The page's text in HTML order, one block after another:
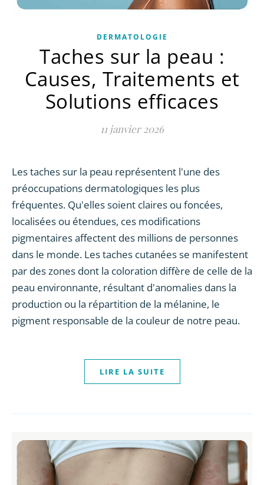
DERMATOLOGIE
Taches sur la peau :
Causes, Traitements et
Solutions efficaces
11 janvier 2026
Les taches sur la peau représentent l'une des
préoccupations dermatologiques les plus
fréquentes. Qu'elles soient claires ou foncées,
localisées ou étendues, ces modifications
pigmentaires affectent des millions de personnes
dans le monde. Les taches cutanées se manifestent
par des zones dont la coloration diffère de celle de la
peau environnante, résultant d'anomalies dans la
production ou la répartition de la mélanine, le
pigment responsable de la couleur de notre peau.
LIRE LA SUITE